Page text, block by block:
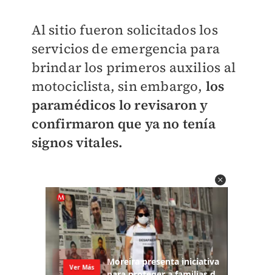
Al sitio fueron solicitados los
servicios de emergencia para
brindar los primeros auxilios al
motociclista, sin embargo, los
paramédicos lo revisaron y
confirmaron que ya no tenía
signos vitales.